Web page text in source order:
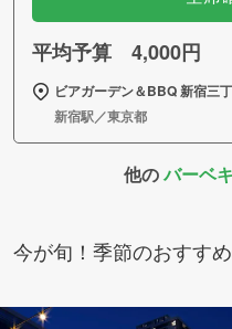
平均予算 4,000円
ビアガーデン＆BBQ 新宿三
新宿駅／東京都
他のバーベ
今が旬！季節のおすす